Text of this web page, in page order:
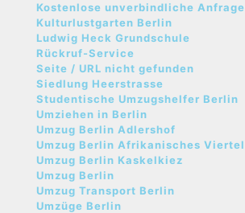
Kostenlose unverbindliche Anfrage
Kulturlustgarten Berlin
Ludwig Heck Grundschule
Rückruf-Service
Seite / URL nicht gefunden
Siedlung Heerstrasse
Studentische Umzugshelfer Berlin
Umziehen in Berlin
Umzug Berlin Adlershof
Umzug Berlin Afrikanisches Viertel
Umzug Berlin Kaskelkiez
Umzug Berlin
Umzug Transport Berlin
Umzüge Berlin